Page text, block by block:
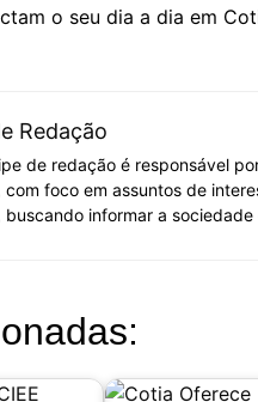
o seu dia a dia em
Redação
de redação é responsável
foco em assuntos de
buscando informar a